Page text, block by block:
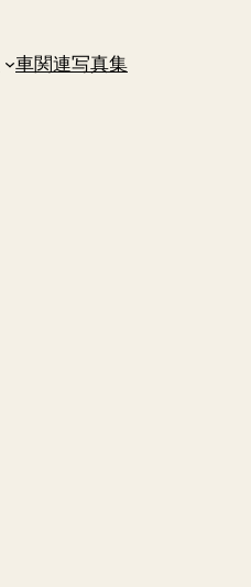
車関連写真集